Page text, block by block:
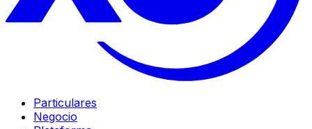
Particulares
Negocio